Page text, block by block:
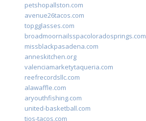
petshopallston.com
avenue26tacos.com
topgglasses.com
broadmoornailsspacoloradosprings.com
missblackpasadena.com
anneskitchen.org
valenciamarketytaqueria.com
reefrecordsllc.com
alawaffle.com
aryouthfishing.com
united-basketball.com
tios-tacos.com